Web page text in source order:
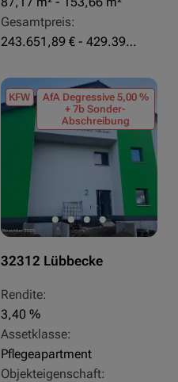
Gesamtpreis:
243.651,89 € - 429.392,43 €
KFW
AfA Degressive 5,00 %
+ 7b Sonder-
Abschreibung
32312 Lübbecke
Rendite:
3,40 %
Assetklasse:
Pflegeapartment
Objekteigenschaft: